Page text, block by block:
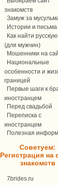
знакомств
Замуж за
Истории и письма
Как найти
(для мужчин)
Мошенники на
Национальные
особенности и
границей
Первые шаги к
иностранцем
Перед свадьбой
Переписка c
иностранцем
Полезная
Советуем:
Регистрация на
знакомств
7brides.ru